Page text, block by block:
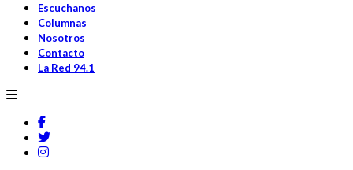
Escuchanos
Columnas
Nosotros
Contacto
La Red 94.1